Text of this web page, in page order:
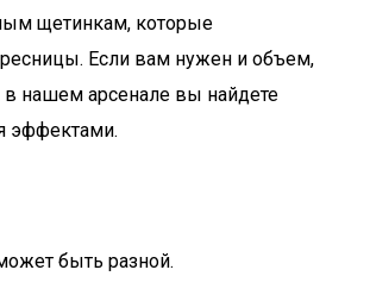
щетинкам, которые
Если вам нужен и объем,
в нашем арсенале вы найдете
эффектами.
быть разной.